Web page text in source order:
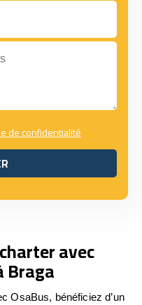
de confidentialité
avec
Braga
OsaBus, bénéficiez d’un